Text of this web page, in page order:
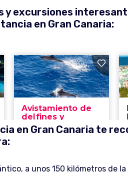
y excursiones
en Gran Canaria:
en Gran Canaria te
a unos 150 kilómetros de